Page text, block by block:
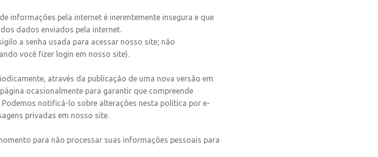
informações pela internet é inerentemente insegura e que
dados enviados pela internet.
a senha usada para acessar nosso site; não
você fizer login em nosso site).
através da publicação de uma nova versão em
ocasionalmente para garantir que compreende
notificá-lo sobre alterações nesta política por e-
privadas em nosso site.
para não processar suas informações pessoais para